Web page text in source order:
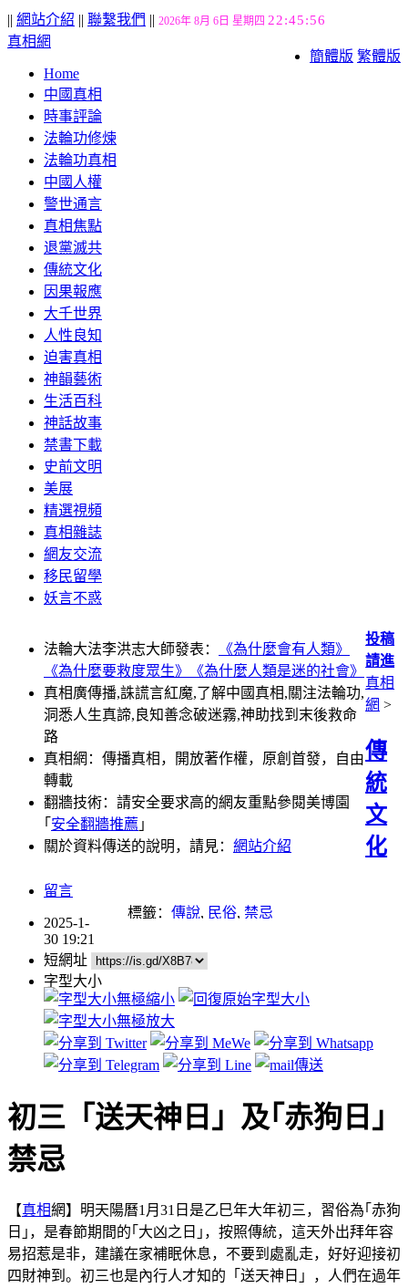
|| 網站介紹 || 聯繫我們 || 2026年 8月 6日 星期四 22:45:57
簡體版 繁體版
真相網
Home
中國真相
時事評論
法輪功修煉
法輪功真相
中國人權
警世通言
真相焦點
退黨滅共
傳統文化
因果報應
大千世界
人性良知
迫害真相
神韻藝術
生活百科
神話故事
禁書下載
史前文明
美展
精選視頻
真相雜誌
網友交流
移民留學
妖言不惑
法輪大法李洪志大師發表：
《為什麼會有人類》
《為什麼要救度眾生》
《為什麼人類是迷的社會》
真相廣傳播,誅謊言紅魔,了解中國真相,關注法輪功,
洞悉人生真諦,良知善念破迷霧,神助找到末後救命
路
真相網：傳播真相，開放著作權，原創首發，自由
轉載
翻牆技術：請安全要求高的網友重點參閱美博園
｢ 安全翻牆推薦 ｣
關於資料傳送的說明，請見： 網站介紹
投稿
請進
真相
網 >
傳
統
文
化
留言
標籤： 傳說, 民俗, 禁忌
2025-1-
30 19:21
短網址
字型大小
初三「送天神日」及｢赤狗日｣
禁忌
【真相網】明天陽曆1月31日是乙巳年大年初三，習俗為｢赤狗
日｣，是春節期間的｢大凶之日｣，按照傳統，這天外出拜年容
易招惹是非，建議在家補眠休息，不要到處亂走，好好迎接初
四財神到。初三也是內行人才知的「送天神日」，人們在過年